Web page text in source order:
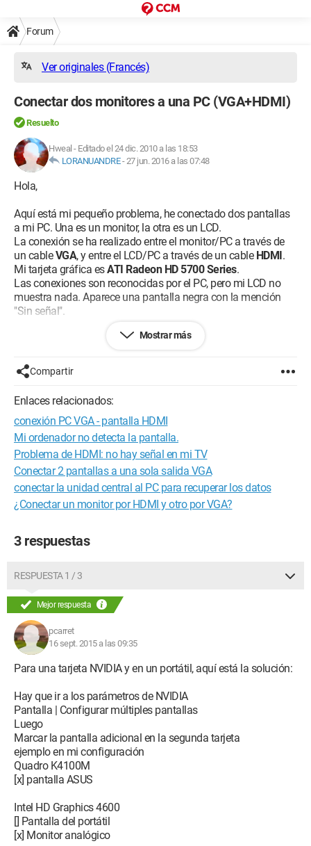
Forum
Ver originales (Francés)
Conectar dos monitores a una PC (VGA+HDMI)
Resuelto
Hweal - Editado el 24 dic. 2010 a las 18:53
LORANUANDRE-27 jun. 2016 a las 07:48
Hola,
Aquí está mi pequeño problema, he conectado dos pantallas
a mi PC. Una es un monitor, la otra es un LCD.
La conexión se ha realizado entre el monitor/PC a través de
un cableVGA, y entre el LCD/PC a través de un cable HDMI.
Mi tarjeta gráfica esATI Radeon HD 5700 Series.
Las conexiones son reconocidas por el PC, pero mi LCD no
muestra nada. Aparece una pantalla negra con la mención
"Sin señal".
¡Si alguien sabe qué hacer para ayudarme a resolver este
¡Muchas gracias... y Felices fiestas!
Configuración:Windows XP / Firefox 3.6.13
Mostrar más
Compartir
Enlaces relacionados:
conexión PC VGA - pantalla HDMI
Mi ordenador no detecta la pantalla.
Problema de HDMI: no hay señal en mi TV
Conectar 2 pantallas a una sola salida VGA
conectar la unidad central al PC para recuperar los datos
¿Conectar un monitor por HDMI y otro por VGA?
3 respuestas
RESPUESTA 1 / 3
Mejor respuesta
pcarret
16 sept. 2015 a las 09:35
Para una tarjeta NVIDIA y en un portátil, aquí está la solución:
Hay que ir a los parámetros de NVIDIA
Pantalla | Configurar múltiples pantallas
Luego
Marcar la pantalla adicional en la segunda tarjeta
ejemplo en mi configuración
Quadro K4100M
[x] pantalla ASUS
Intel HD Graphics 4600
[] Pantalla del portátil
[x] Monitor analógico